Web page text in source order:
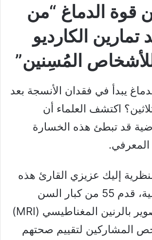
قوة الدماغ “من
تمارين الكارديو
للأشخاص المُسِنين”
يبدأ في فقدان الأنسجة بعد
اكتشف العلماء أن
قد تبطئ هذه الخسارة
المعرفي.
إليك عزيزي القارئ هذه
العلمية، قدم 55 من كبار السن
فحوصات التصوير بالرنين المغناطيسي (MRI)
المشاركين لتقييم صحتهم